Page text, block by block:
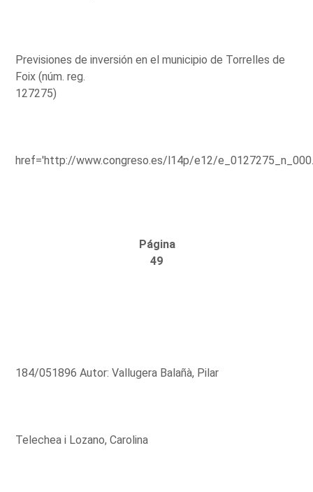
Previsiones de inversión en el municipio de Torrelles de
Foix (núm. reg.
127275)
href='http://www.congreso.es/l14p/e12/
Página
49
184/051896 Autor: Vallugera Balañà, Pilar
Telechea i Lozano, Carolina